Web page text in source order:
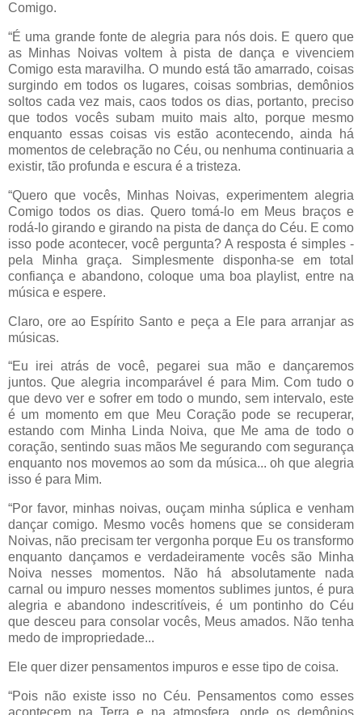
Comigo.
“É uma grande fonte de alegria para nós dois. E quero que
as Minhas Noivas voltem à pista de dança e vivenciem
Comigo esta maravilha. O mundo está tão amarrado, coisas
surgindo em todos os lugares, coisas sombrias, demônios
soltos cada vez mais, caos todos os dias, portanto, preciso
que todos vocês subam muito mais alto, porque mesmo
enquanto essas coisas vis estão acontecendo, ainda há
momentos de celebração no Céu, ou nenhuma continuaria a
existir, tão profunda e escura é a tristeza.
“Quero que vocês, Minhas Noivas, experimentem alegria
Comigo todos os dias. Quero tomá-lo em Meus braços e
rodá-lo girando e girando na pista de dança do Céu. E como
isso pode acontecer, você pergunta? A resposta é simples -
pela Minha graça. Simplesmente disponha-se em total
confiança e abandono, coloque uma boa playlist, entre na
música e espere.
Claro, ore ao Espírito Santo e peça a Ele para arranjar as
músicas.
“Eu irei atrás de você, pegarei sua mão e dançaremos
juntos. Que alegria incomparável é para Mim. Com tudo o
que devo ver e sofrer em todo o mundo, sem intervalo, este
é um momento em que Meu Coração pode se recuperar,
estando com Minha Linda Noiva, que Me ama de todo o
coração, sentindo suas mãos Me segurando com segurança
enquanto nos movemos ao som da música... oh que alegria
isso é para Mim.
“Por favor, minhas noivas, ouçam minha súplica e venham
dançar comigo. Mesmo vocês homens que se consideram
Noivas, não precisam ter vergonha porque Eu os transformo
enquanto dançamos e verdadeiramente vocês são Minha
Noiva nesses momentos. Não há absolutamente nada
carnal ou impuro nesses momentos sublimes juntos, é pura
alegria e abandono indescritíveis, é um pontinho do Céu
que desceu para consolar vocês, Meus amados. Não tenha
medo de impropriedade...
Ele quer dizer pensamentos impuros e esse tipo de coisa.
“Pois não existe isso no Céu. Pensamentos como esses
acontecem na Terra e na atmosfera, onde os demônios